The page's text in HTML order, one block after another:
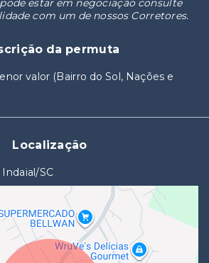
estar em negociação consulte
com um de nossos Corretores.
da permuta
valor (Bairro do Sol, Nações e
Localização
Indaial/SC